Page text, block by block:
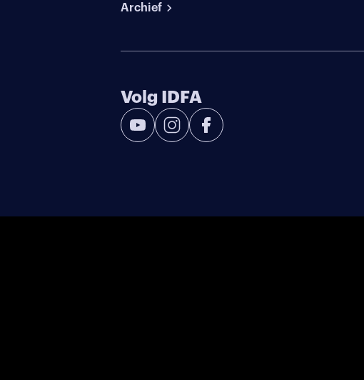
Archief
Volg IDFA